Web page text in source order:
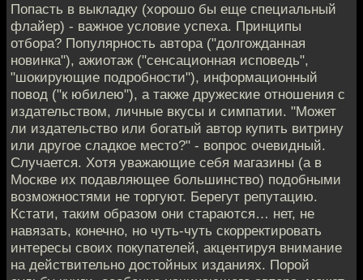
Попасть в выкладку (хорошо бы еще специальный
флайер) - важное условие успеха. Принципы
отбора? Популярность автора ("долгожданная
новинка"), ажиотаж ("сенсационная исповедь",
"шокирующие подробности"), информационный
повод ("к юбилею"), а также дружеские отношения с
издательством, личные вкусы и симпатии. "Может
ли издательство или богатый автор купить витрину
или другое сладкое место?" - вопрос очевидный.
Случается. Хотя уважающие себя магазины (а в
Москве их подавляющее большинство) подобными
возможностями не торгуют. Берегут репутацию.
Кстати, таким образом они стараются… нет, не
навязать, конечно, но чуть-чуть скорректировать
интересы своих покупателей, акцентируя внимание
на действительно достойных изданиях. Порой